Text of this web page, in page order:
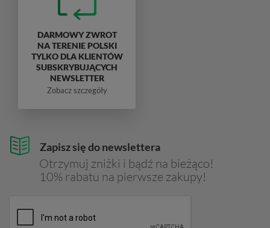
Zapisz się do newslettera
Otrzymuj zniżki i bądź na bieżąco!
10% rabatu na pierwsze zakupy!
DARMOWY ZWROT
NA TERENIE POLSKI
TYLKO DLA KLIENTÓW
SUBSKRYBUJĄCYCH
NEWSLETTER
Zobacz szczegóły